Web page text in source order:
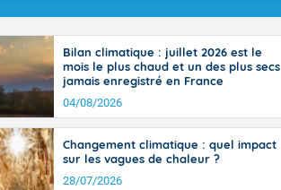
degrés
avec 34 à
et 39 à 40
Bilan climatique : juillet 2026 est le
mois le plus chaud et un des plus secs
jamais enregistré en France
04/08/2026
Changement climatique : quel impact
sur les vagues de chaleur ?
28/07/2026